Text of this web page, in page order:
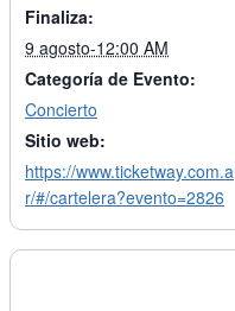
Finaliza:
9 agosto-12:00 AM
Categoría de Evento:
Concierto
Sitio web:
https://www.ticketway.com.a
r/#/cartelera?evento=2826